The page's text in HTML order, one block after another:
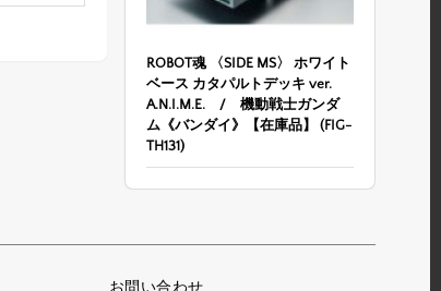
ROBOT魂 〈SIDE MS〉 ホワイト
ベース カタパルトデッキ ver.
A.N.I.M.E. / 機動戦士ガンダ
ム《バンダイ》【在庫品】 (FIG-
TH131)